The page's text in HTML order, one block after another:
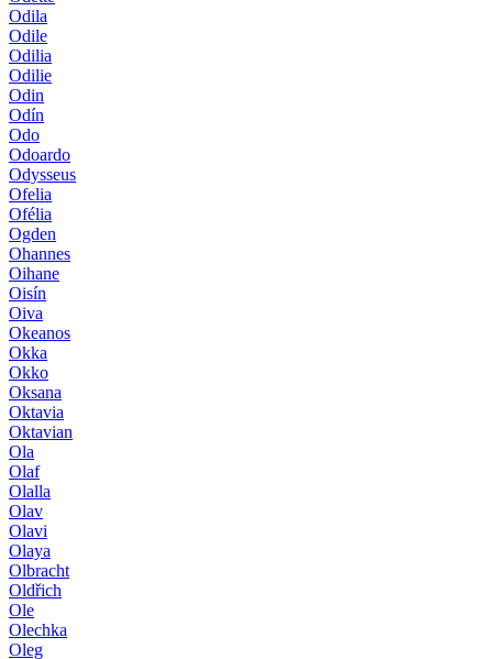
Odila
Odile
Odilia
Odilie
Odin
Odín
Odo
Odoardo
Odysseus
Ofelia
Ofélia
Ogden
Ohannes
Oihane
Oisín
Oiva
Okeanos
Okka
Okko
Oksana
Oktavia
Oktavian
Ola
Olaf
Olalla
Olav
Olavi
Olaya
Olbracht
Oldřich
Ole
Olechka
Oleg